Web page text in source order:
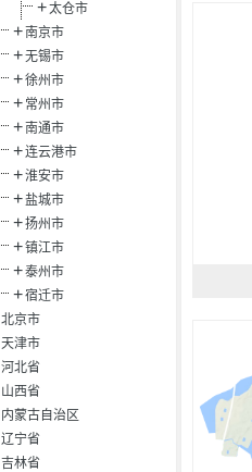
太仓市
南京市
无锡市
徐州市
常州市
南通市
连云港市
淮安市
盐城市
扬州市
镇江市
泰州市
宿迁市
北京市
天津市
河北省
山西省
内蒙古自治区
辽宁省
吉林省